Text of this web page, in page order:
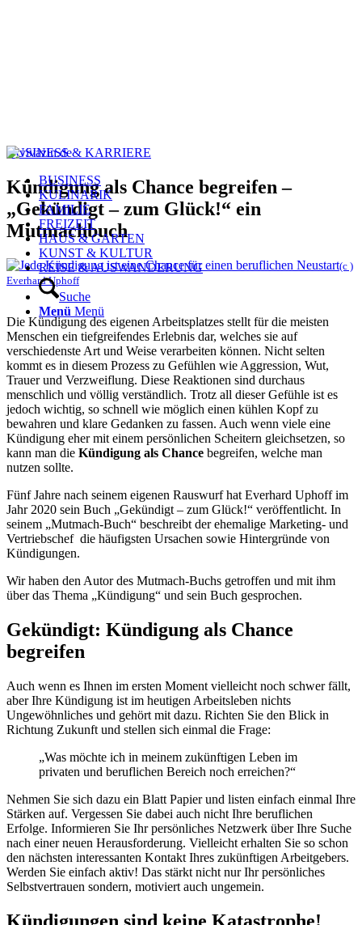
BUSINESS
KULINARIK
FAMILIE
FREIZEIT
HAUS & GARTEN
KUNST & KULTUR
REISE & AUSWANDERUNG
Suche
Menü Menü
BUSINESS & KARRIERE
Kündigung als Chance begreifen –
„Gekündigt – zum Glück!“ ein
Mutmachbuch
(c )
Everhard Uphoff
Die Kündigung des eigenen Arbeitsplatzes stellt für die meisten
Menschen ein tiefgreifendes Erlebnis dar, welches sie auf
verschiedenste Art und Weise verarbeiten können. Nicht selten
kommt es in diesem Prozess zu Gefühlen wie Aggression, Wut,
Trauer und Verzweiflung. Diese Reaktionen sind durchaus
menschlich und völlig verständlich. Trotz all dieser Gefühle ist es
jedoch wichtig, so schnell wie möglich einen kühlen Kopf zu
bewahren und klare Gedanken zu fassen. Auch wenn viele eine
Kündigung eher mit einem persönlichen Scheitern gleichsetzen, so
kann man die Kündigung als Chance begreifen, welche man
nutzen sollte.
Fünf Jahre nach seinem eigenen Rauswurf hat Everhard Uphoff im
Jahr 2020 sein Buch „Gekündigt – zum Glück!“ veröffentlicht. In
seinem „Mutmach-Buch“ beschreibt der ehemalige Marketing- und
Vertriebschef die häufigsten Ursachen sowie Hintergründe von
Kündigungen.
Wir haben den Autor des Mutmach-Buchs getroffen und mit ihm
über das Thema „Kündigung“ und sein Buch gesprochen.
Gekündigt: Kündigung als Chance
begreifen
Auch wenn es Ihnen im ersten Moment vielleicht noch schwer fällt,
aber Ihre Kündigung ist im heutigen Arbeitsleben nichts
Ungewöhnliches und gehört mit dazu. Richten Sie den Blick in
Richtung Zukunft und stellen sich einmal die Frage:
„Was möchte ich in meinem zukünftigen Leben im
privaten und beruflichen Bereich noch erreichen?“
Nehmen Sie sich dazu ein Blatt Papier und listen einfach einmal Ihre
Stärken auf. Vergessen Sie dabei auch nicht Ihre beruflichen
Erfolge. Informieren Sie Ihr persönliches Netzwerk über Ihre Suche
nach einer neuen Herausforderung. Vielleicht erhalten Sie so schon
den nächsten interessanten Kontakt Ihres zukünftigen Arbeitgebers.
Werden Sie einfach aktiv! Das stärkt nicht nur Ihr persönliches
Selbstvertrauen sondern, motiviert auch ungemein.
Kündigungen sind keine Katastrophe!